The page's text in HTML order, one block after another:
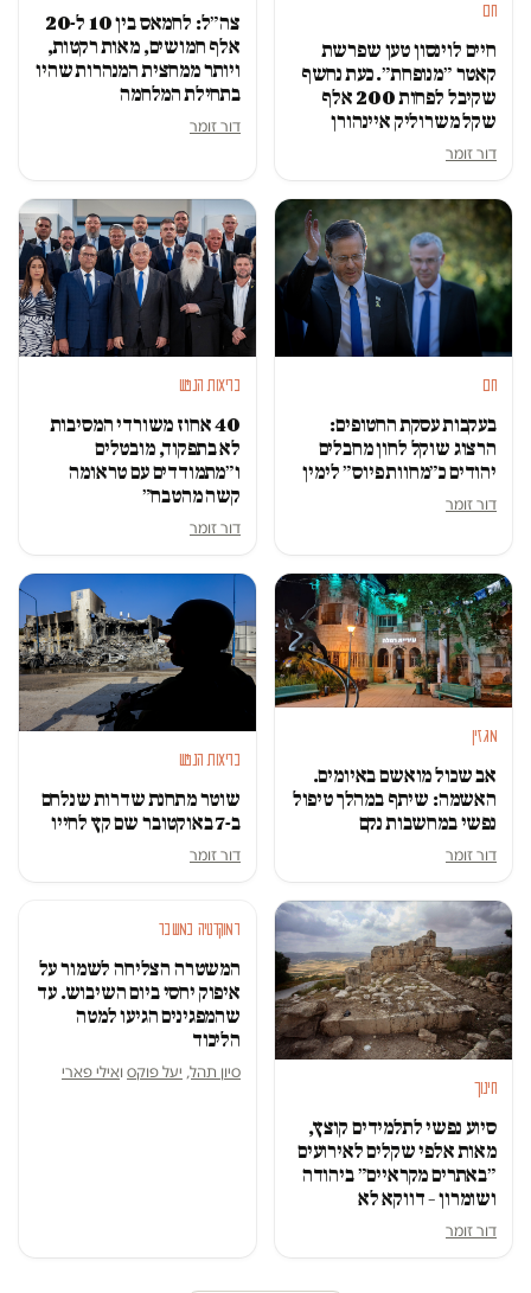
חם
חיים לוינסון טען שפרשת
קאטר ״מנופחת״. כעת נחשף
שקיבל לפחות 200 אלף
שקל משרוליק איינהורן
דור זומר
צה״ל: לחמאס בין 10 ל-20
אלף חמושים, מאות רקטות,
ויותר ממחצית המנהרות שהיו
בתחילת המלחמה
דור זומר
חם
בעקבות עסקת החטופים:
הרצוג שוקל לחון מחבלים
יהודים כ״מחוות פיוס״ לימין
דור זומר
בריאות הנפש
40 אחוז משורדי המסיבות
לא בתפקוד, מובטלים
ו״מתמודדים עם טראומה
קשה מהטבח״
דור זומר
מגזין
אב שכול מואשם באיומים.
האשמה: שיתף במהלך טיפול
נפשי במחשבות נקם
דור זומר
בריאות הנפש
שוטר מתחנת שדרות שנלחם
ב-7 באוקטובר שם קץ לחייו
דור זומר
חינוך
סיוע נפשי לתלמידים קוצץ,
מאות אלפי שקלים לאירועים
״באתרים מקראיים״ ביהודה
ושומרון – דווקא לא
דור זומר
דמוקרטיה במשבר
המשטרה הצליחה לשמור על
איפוק יחסי ביום השיבוש. עד
שהמפגינים הגיעו למטה
הליכוד
סיון תהל, יעל פוקס ואילי פארי